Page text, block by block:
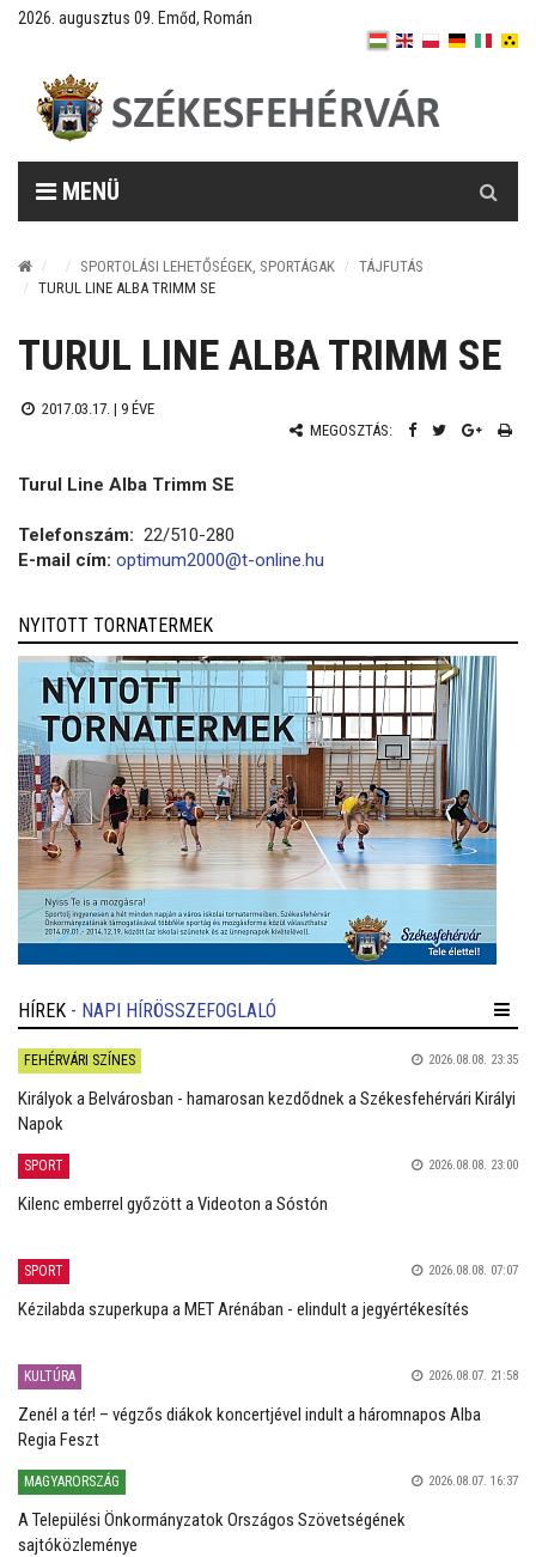
2026. augusztus 09. Emőd, Román
MENÜ
SPORTOLÁSI LEHETŐSÉGEK, SPORTÁGAK
TÁJFUTÁS
TURUL LINE ALBA TRIMM SE
TURUL LINE ALBA TRIMM SE
2017.03.17. | 9 ÉVE
MEGOSZTÁS:
Turul Line Alba Trimm SE
Telefonszám: 22/510-280
E-mail cím: optimum2000@t-online.hu
NYITOTT TORNATERMEK
HÍREK - NAPI HÍRÖSSZEFOGLALÓ
FEHÉRVÁRI SZÍNES 2026.08.08. 23:35
Királyok a Belvárosban - hamarosan kezdődnek a Székesfehérvári Királyi
Napok
SPORT 2026.08.08. 23:00
Kilenc emberrel győzött a Videoton a Sóstón
SPORT 2026.08.08. 07:07
Kézilabda szuperkupa a MET Arénában - elindult a jegyértékesítés
KULTÚRA 2026.08.07. 21:58
Zenél a tér! – végzős diákok koncertjével indult a háromnapos Alba
Regia Feszt
MAGYARORSZÁG 2026.08.07. 16:37
A Települési Önkormányzatok Országos Szövetségének
sajtóközleménye